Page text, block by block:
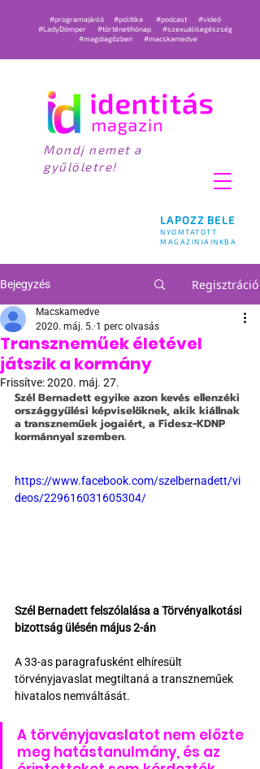
LAPOZZ BELE
NYOMTATOTT
MAGAZINJAINKBA
#programajánló #politika #podcast
#videó
#LadyDömper
#történetihónap
#szexuálisegészség
#magdiagőzben
#macskamedve
Mondj nemet a
gyűlöletre!
Bejegyzés Regisztráció
Transzneműek életével
játszik a kormány
Macskamedve
2020. máj. 5. 1 perc olvasás
Frissítve:2020. máj. 27.
Szél Bernadett egyike azon kevés ellenzéki
országgyűlési képviselőknek, akik kiállnak
a transzneműek jogaiért, a Fidesz-KDNP
kormánnyal szemben.
https://www.facebook.com/szelbernadett/vi
deos/229616031605304/
Szél Bernadett felszólalása a Törvényalkotási
bizottság ülésén május 2-án
A 33-as paragrafusként elhíresült
törvényjavaslat megtiltaná a transzneműek
hivatalos nemváltását.
A törvényjavaslatot nem előzte
meg hatástanulmány, és az